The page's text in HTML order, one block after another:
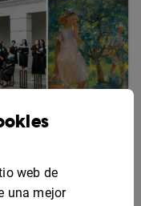
web de
una mejor